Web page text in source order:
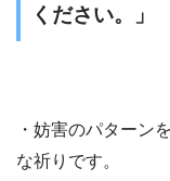
ください。」
・妨害のパターン
な祈りです。